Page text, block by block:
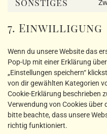
Sonstiges
7. Einwilligung
Wenn du unsere Website das
Pop-Up mit einer Erklärung
„Einstellungen speichern“
von dir gewählten Kategorien
Cookie-Erklärung beschrieben
Verwendung von Cookies über
bitte beachte, dass unsere
richtig funktioniert.